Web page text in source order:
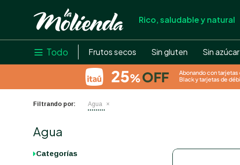
Rico, saludable y natural
 Todo Frutos secos Sin gluten Sin azúcar
Filtrando por: Agua
Agua
Categorías
close
store
local_shipping
credit_card
help